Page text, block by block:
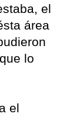
el
área
lo
el